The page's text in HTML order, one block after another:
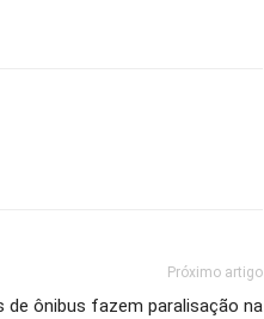
Próximo artigo
de ônibus fazem paralisação na